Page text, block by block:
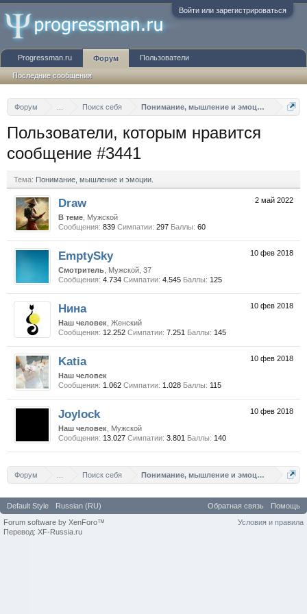
Войти или зарегистрироваться
Форум Поиск себя Понимание, мышление и эмоции.
Пользователи, которым нравится
сообщение #3441
Тема: Понимание, мышление и эмоции.
2 май 2022
Draw
В теме , Мужской
Сообщения: 839 Симпатии: 297 Баллы: 60
10 фев 2018
EmptySky
Смотритель , Мужской, 37
Сообщения: 4.734 Симпатии: 4.545 Баллы: 125
10 фев 2018
Нина
Наш человек , Женский
Сообщения: 12.252 Симпатии: 7.251 Баллы: 145
10 фев 2018
Katia
Наш человек
Сообщения: 1.062 Симпатии: 1.028 Баллы: 115
10 фев 2018
Joylock
Наш человек , Мужской
Сообщения: 13.027 Симпатии: 3.801 Баллы: 140
Форум Поиск себя Понимание, мышление и эмоции.
Progressman.ru Форум
Последние сообщения
Пользователи
Default Style Russian (RU) Обратная связь
Помощь
Условия и правила
Forum software by XenForo™
Перевод: XF-Russia.ru